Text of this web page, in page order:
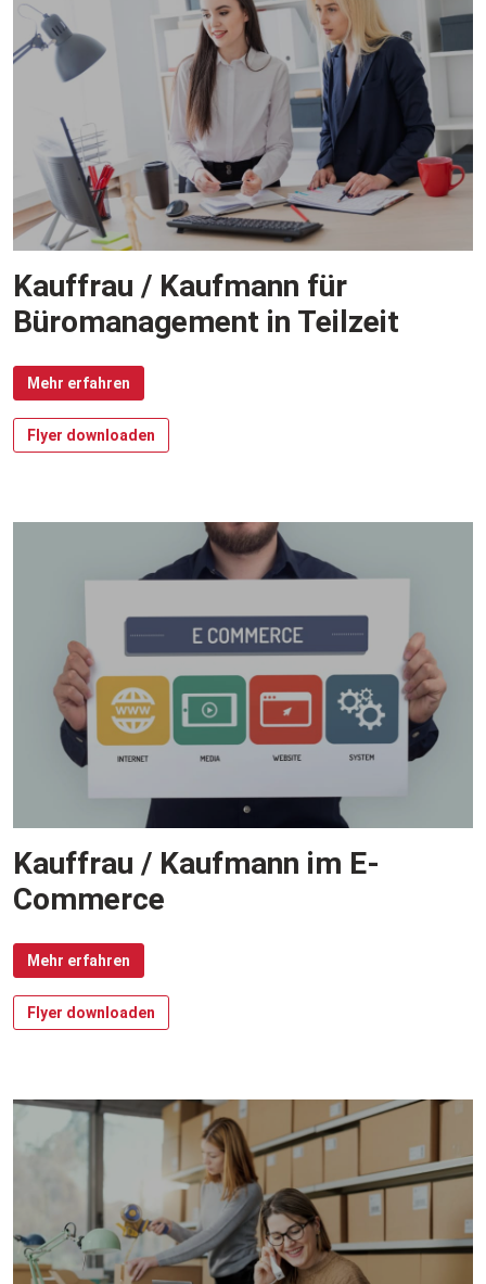
Kauffrau / Kaufmann für
Büromanagement in Teilzeit
Mehr erfahren
Flyer downloaden
Kauffrau / Kaufmann im E-
Commerce
Mehr erfahren
Flyer downloaden